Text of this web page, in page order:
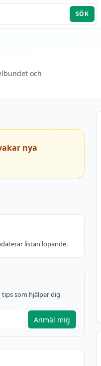
SÖK
och
nya
listan löpande.
som hjälper dig
Anmäl mig